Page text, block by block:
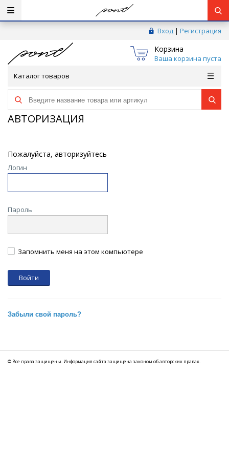
Вход | Регистрация
Корзина
Ваша корзина пуста
Каталог товаров
АВТОРИЗАЦИЯ
Пожалуйста, авторизуйтесь
Логин
Пароль
Запомнить меня на этом компьютере
Забыли свой пароль?
© Все права защищены. Информация сайта защищена законом об авторских правах.